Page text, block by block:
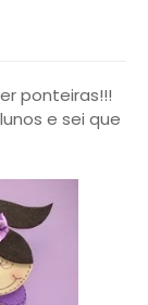
ponteiras!!!
e sei que